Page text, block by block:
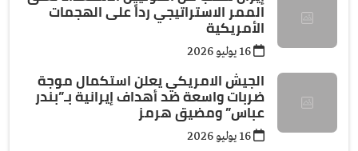
الممر الاستراتيجي رداً على الهجمات
الأمريكية
الجيش الامريكي يعلن استكمال موجة
ضربات واسعة ضد أهداف إيرانية بـ”بندر
عباس” ومضيق هرمز